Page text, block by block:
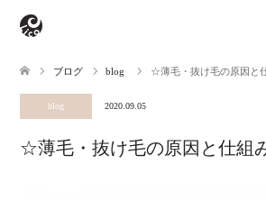
ブログ blog ☆薄毛・抜け毛の原因と
blog 2020.09.05
☆薄毛・抜け毛の原因と仕組